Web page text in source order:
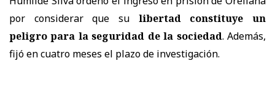
por considerar que su libertad constituye un
peligro para la seguridad de la sociedad. Además,
fijó en cuatro meses el plazo de investigación.